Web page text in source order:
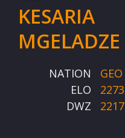
KESARIA
MGELADZE
NATION
GEO
ELO
2273
DWZ
2217